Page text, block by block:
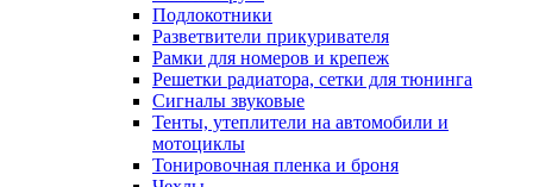
Подлокотники
Разветвители прикуривателя
Рамки для номеров и крепеж
Решетки радиатора, сетки для тюнинга
Сигналы звуковые
Тенты, утеплители на автомобили и
мотоциклы
Тонировочная пленка и броня